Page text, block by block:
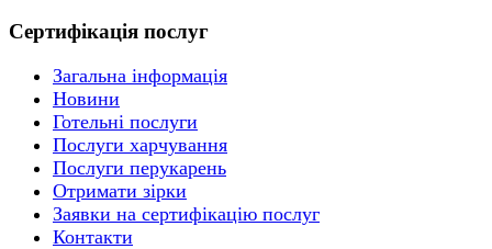
Сертифікація послуг
Загальна інформація
Новини
Готельні послуги
Послуги харчування
Послуги перукарень
Отримати зірки
Заявки на сертифікацію послуг
Контакти